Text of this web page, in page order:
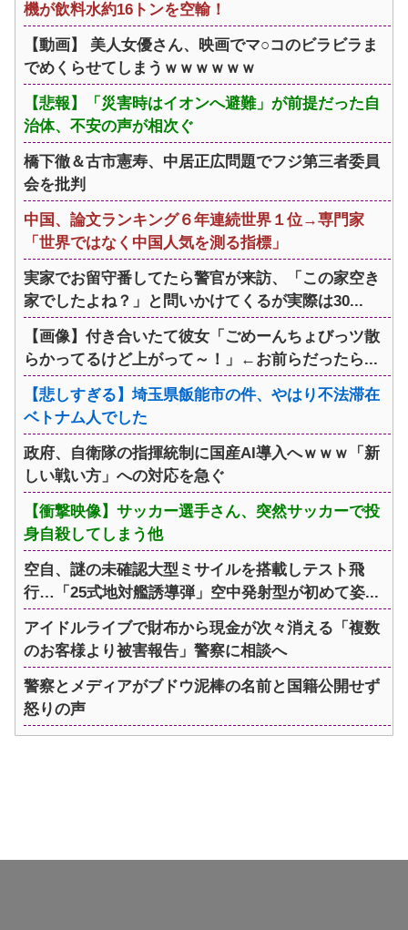
機が飲料水約16トンを空輸！
【動画】 美人女優さん、映画でマ○コのビラビラま
でめくらせてしまうｗｗｗｗｗｗ
【悲報】「災害時はイオンへ避難」が前提だった自
治体、不安の声が相次ぐ
橋下徹＆古市憲寿、中居正広問題でフジ第三者委員
会を批判
中国、論文ランキング６年連続世界１位→専門家
「世界ではなく中国人気を測る指標」
実家でお留守番してたら警官が来訪、「この家空き
家でしたよね？」と問いかけてくるが実際は30...
【画像】付き合いたて彼女「ごめーんちょびっツ散
らかってるけど上がって～！」←お前らだったら...
【悲しすぎる】埼玉県飯能市の件、やはり不法滞在
ベトナム人でした
政府、自衛隊の指揮統制に国産AI導入へｗｗｗ「新
しい戦い方」への対応を急ぐ
【衝撃映像】サッカー選手さん、突然サッカーで投
身自殺してしまう他
空自、謎の未確認大型ミサイルを搭載しテスト飛
行…「25式地対艦誘導弾」空中発射型が初めて姿...
アイドルライブで財布から現金が次々消える「複数
のお客様より被害報告」警察に相談へ
警察とメディアがブドウ泥棒の名前と国籍公開せず
怒りの声